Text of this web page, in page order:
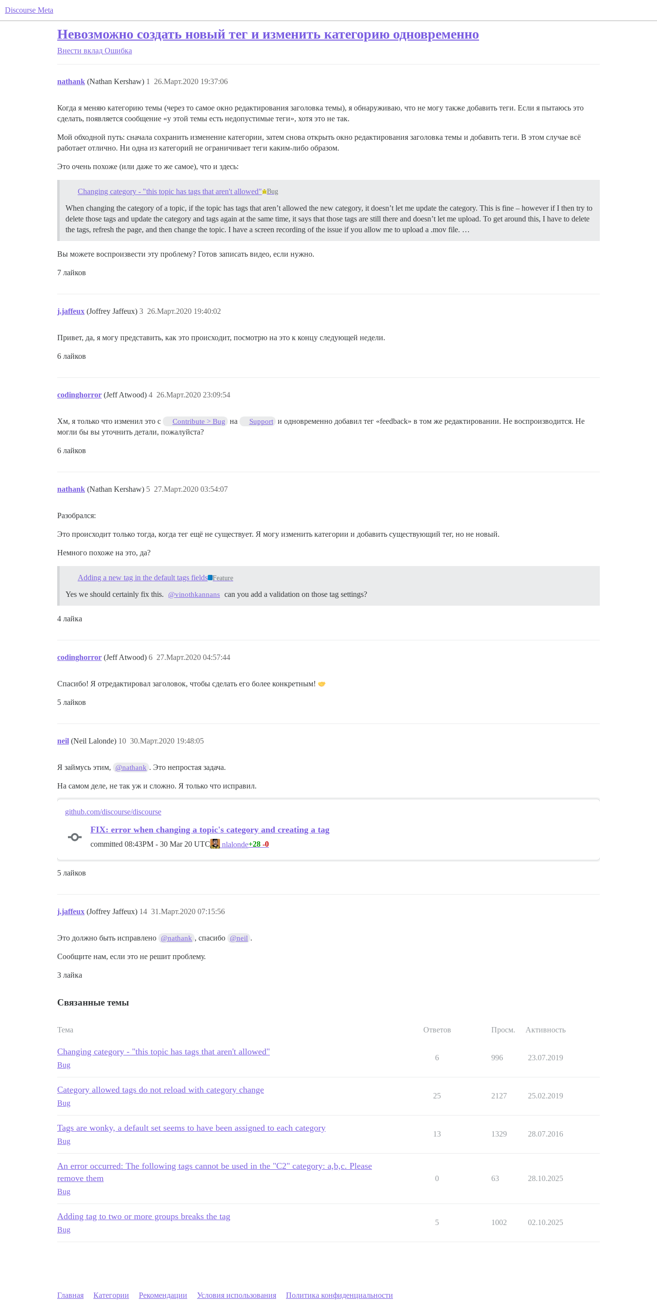
Discourse Meta
Невозможно создать новый тег и изменить категорию одновременно
Внести вклад Ошибка
nathank (Nathan Kershaw) 26.Март.2020 19:37:06
1
Когда я меняю категорию темы (через то самое окно редактирования заголовка темы), я обнаруживаю, что не могу также добавить теги. Если я пытаюсь это
сделать, появляется сообщение «у этой темы есть недопустимые теги», хотя это не так.
Мой обходной путь: сначала сохранить изменение категории, затем снова открыть окно редактирования заголовка темы и добавить теги. В этом случае всё
работает отлично. Ни одна из категорий не ограничивает теги каким-либо образом.
Это очень похоже (или даже то же самое), что и здесь:
Changing category - "this topic has tags that aren't allowed" Bug
When changing the category of a topic, if the topic has tags that aren’t allowed the new category, it doesn’t let me update the category. This is fine – however if I then try to
delete those tags and update the category and tags again at the same time, it says that those tags are still there and doesn’t let me upload. To get around this, I have to delete
the tags, refresh the page, and then change the topic. I have a screen recording of the issue if you allow me to upload a .mov file. …
Вы можете воспроизвести эту проблему? Готов записать видео, если нужно.
7 лайков
j.jaffeux (Joffrey Jaffeux) 26.Март.2020 19:40:02
3
Привет, да, я могу представить, как это происходит, посмотрю на это к концу следующей недели.
6 лайков
codinghorror (Jeff Atwood) 26.Март.2020 23:09:54
4
Хм, я только что изменил это с Contribute > Bug на Support и одновременно добавил тег «feedback» в том же редактировании. Не воспроизводится. Не
могли бы вы уточнить детали, пожалуйста?
6 лайков
nathank (Nathan Kershaw) 27.Март.2020 03:54:07
5
Разобрался:
Это происходит только тогда, когда тег ещё не существует. Я могу изменить категории и добавить существующий тег, но не новый.
Немного похоже на это, да?
Adding a new tag in the default tags fields Feature
Yes we should certainly fix this. @vinothkannans can you add a validation on those tag settings?
4 лайка
codinghorror (Jeff Atwood) 27.Март.2020 04:57:44
6
Спасибо! Я отредактировал заголовок, чтобы сделать его более конкретным!
5 лайков
neil (Neil Lalonde) 30.Март.2020 19:48:05
10
Я займусь этим, @nathank . Это непростая задача.
На самом деле, не так уж и сложно. Я только что исправил.
github.com/discourse/discourse
FIX: error when changing a topic's category and creating a tag
committed 08:43PM - 30 Mar 20 UTC nlalonde+28 -0
5 лайков
j.jaffeux (Joffrey Jaffeux) 31.Март.2020 07:15:56
14
Это должно быть исправлено @nathank , спасибо @neil .
Сообщите нам, если это не решит проблему.
3 лайка
Связанные темы
Тема Ответов Просм. Активность
Changing category - "this topic has tags that aren't allowed"
Bug
6 996 23.07.2019
Category allowed tags do not reload with category change
Bug
25 2127 25.02.2019
Tags are wonky, a default set seems to have been assigned to each category
Bug
13 1329 28.07.2016
An error occurred: The following tags cannot be used in the "C2" category: a,b,c. Please
remove them
Bug
0 63 28.10.2025
Adding tag to two or more groups breaks the tag
Bug
5 1002 02.10.2025
Главная Категории Рекомендации Условия использования Политика конфиденциальности